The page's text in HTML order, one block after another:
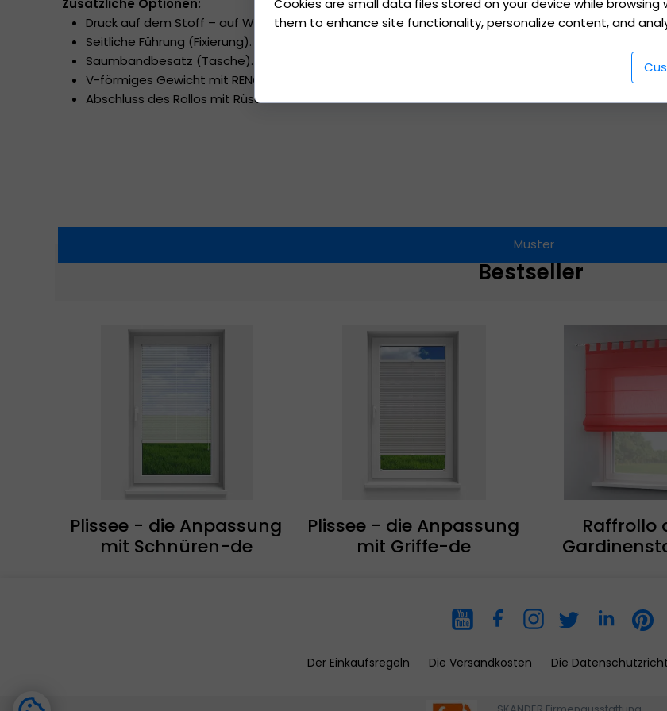
Plissee - die Anpassung
mit Schnüren-de
Plissee - die Anpassung
mit Griffe-de
Raffrollo
Muster
Zusätzliche Optionen:
Druck auf dem Stoff – auf Wunsch des Kunden besteht die Möglichkeit, Grafiken oder Fotos auf
Seitliche Führung (Fixierung).
Saumbandbesatz (Tasche).
V-förmiges Gewicht mit RENOLIT-Folie (Goldene Eiche, Walnuss, Hell-Eiche, Mahagoni).
Abschluss des Rollos mit Rüschen.
Bestseller
Der Einkaufsregeln Die Versandkosten Die
Cookies are small data files stored on your device while browsing
them to enhance site functionality, personalize content, and